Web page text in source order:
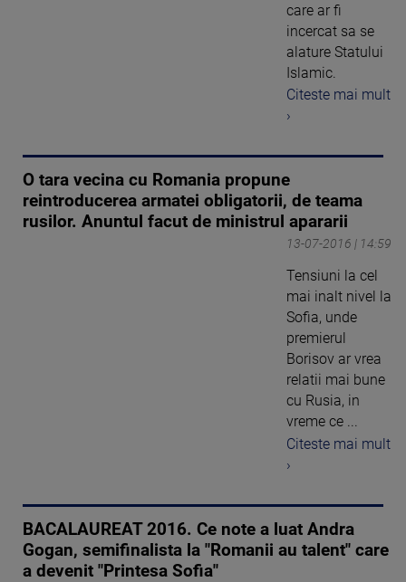
care ar fi
incercat sa se
alature Statului
Islamic.
Citeste mai mult
›
O tara vecina cu Romania propune
reintroducerea armatei obligatorii, de teama
rusilor. Anuntul facut de ministrul apararii
13-07-2016 | 14:59
Tensiuni la cel
mai inalt nivel la
Sofia, unde
premierul
Borisov ar vrea
relatii mai bune
cu Rusia, in
vreme ce ...
Citeste mai mult
›
BACALAUREAT 2016. Ce note a luat Andra
Gogan, semifinalista la "Romanii au talent" care
a devenit "Printesa Sofia"